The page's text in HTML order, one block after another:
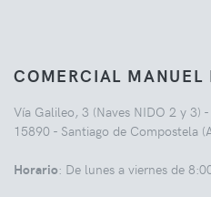
COMERCIAL MANUEL
Vía Galileo, 3 (Naves NIDO 2 y 3)
15890 - Santiago de Compostela
Horario: De lunes a viernes de